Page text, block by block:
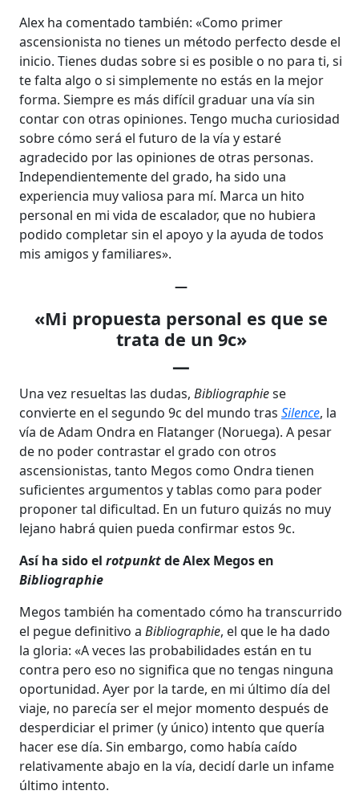
Alex ha comentado también: «Como primer
ascensionista no tienes un método perfecto desde el
inicio. Tienes dudas sobre si es posible o no para ti, si
te falta algo o si simplemente no estás en la mejor
forma. Siempre es más difícil graduar una vía sin
contar con otras opiniones. Tengo mucha curiosidad
sobre cómo será el futuro de la vía y estaré
agradecido por las opiniones de otras personas.
Independientemente del grado, ha sido una
experiencia muy valiosa para mí. Marca un hito
personal en mi vida de escalador, que no hubiera
podido completar sin el apoyo y la ayuda de todos
mis amigos y familiares».
—
«Mi propuesta personal es que se
trata de un 9c»
—
Una vez resueltas las dudas, Bibliographiese
convierte en el segundo 9c del mundo tras Silence, la
vía de Adam Ondra en Flatanger (Noruega). A pesar
de no poder contrastar el grado con otros
ascensionistas, tanto Megos como Ondra tienen
suficientes argumentos y tablas como para poder
proponer tal dificultad. En un futuro quizás no muy
lejano habrá quien pueda confirmar estos 9c.
Así ha sido el rotpunktde Alex Megos en
Bibliographie
Megos también ha comentado cómo ha transcurrido
el pegue definitivo a Bibliographie, el que le ha dado
la gloria: «A veces las probabilidades están en tu
contra pero eso no significa que no tengas ninguna
oportunidad. Ayer por la tarde, en mi último día del
viaje, no parecía ser el mejor momento después de
desperdiciar el primer (y único) intento que quería
hacer ese día. Sin embargo, como había caído
relativamente abajo en la vía, decidí darle un infame
último intento.